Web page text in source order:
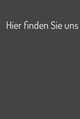
Hier finden Sie uns